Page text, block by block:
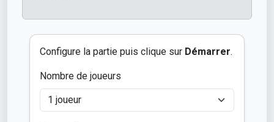
Configure la partie puis clique sur Démarrer.
Nombre de joueurs